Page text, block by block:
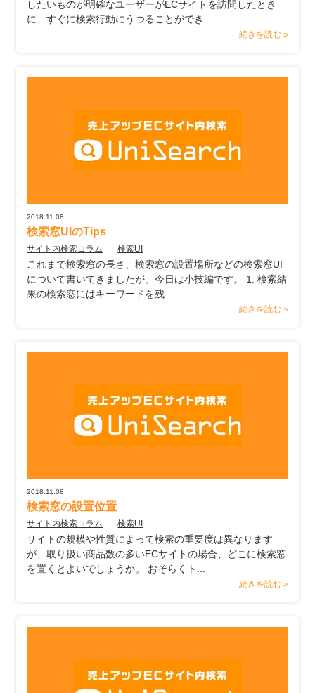
したいものが明確なユーザーがECサイトを訪問したとき
に、すぐに検索行動にうつることができ...
続きを読む »
2018.11.08
検索窓UIのTips
サイト内検索コラム 検索UI
これまで検索窓の長さ、検索窓の設置場所などの検索窓UI
について書いてきましたが、今日は小技編です。 1. 検索結
果の検索窓にはキーワードを残...
続きを読む »
2018.11.08
検索窓の設置位置
サイト内検索コラム 検索UI
サイトの規模や性質によって検索の重要度は異なります
が、取り扱い商品数の多いECサイトの場合、どこに検索窓
を置くとよいでしょうか。 おそらくト...
続きを読む »